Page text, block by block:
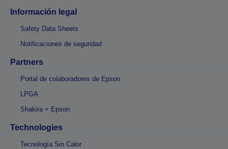
Información legal
Safety Data Sheets
Notificaciones de seguridad
Partners
Portal de colaboradores de Epson
LPGA
Shakira + Epson
Technologies
Tecnología Sin Calor